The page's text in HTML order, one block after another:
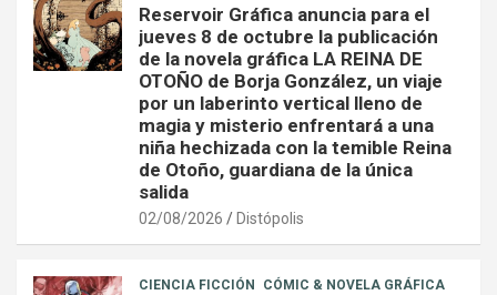
Reservoir Gráfica anuncia para el
jueves 8 de octubre la publicación
de la novela gráfica LA REINA DE
OTOÑO de Borja González, un viaje
por un laberinto vertical lleno de
magia y misterio enfrentará a una
niña hechizada con la temible Reina
de Otoño, guardiana de la única
salida
02/08/2026 Distópolis
CIENCIA FICCIÓN CÓMIC & NOVELA GRÁFICA